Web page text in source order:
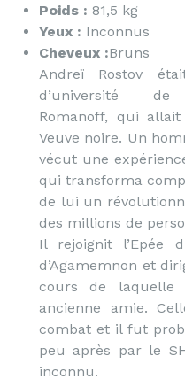
Poids : 81,5 kg
Yeux : Inconnus
Cheveux :Bruns
Andreï Rostov
d’université de
Romanoff, qui
Veuve noire. Un
vécut une
qui transforma
de lui un
des millions de
Il rejoignit l’Epée
d’Agamemnon et
cours de
ancienne amie.
combat et il fut
peu après par le
inconnu.